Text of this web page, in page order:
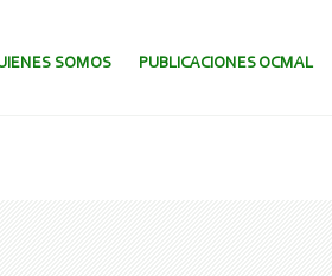
SOMOS PUBLICACIONES OCMAL